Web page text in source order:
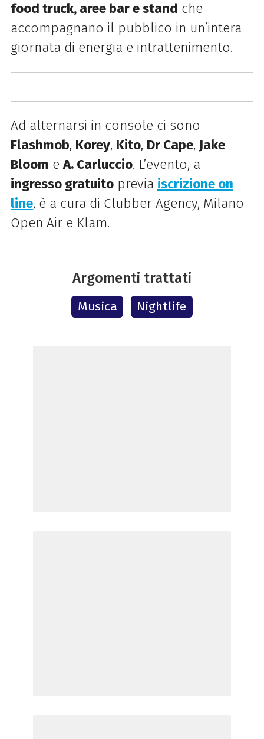
food truck, aree bar e stand che
accompagnano il pubblico in un’intera
giornata di energia e intrattenimento.
Ad alternarsi in console ci sono
Flashmob, Korey, Kito, Dr Cape, Jake
Bloom eA. Carluccio. L’evento, a
ingresso gratuitoprevia iscrizione on
line, è a cura di Clubber Agency, Milano
Open Air e Klam.
Argomenti trattati
Musica Nightlife